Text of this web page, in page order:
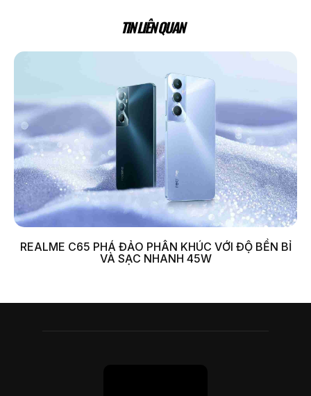
TIN LIÊN QUAN
REALME C65 PHÁ ĐẢO PHÂN KHÚC VỚI ĐỘ BỀN BỈ
VÀ SẠC NHANH 45W